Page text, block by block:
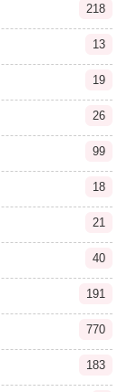
218
13
19
26
99
18
21
40
191
770
183